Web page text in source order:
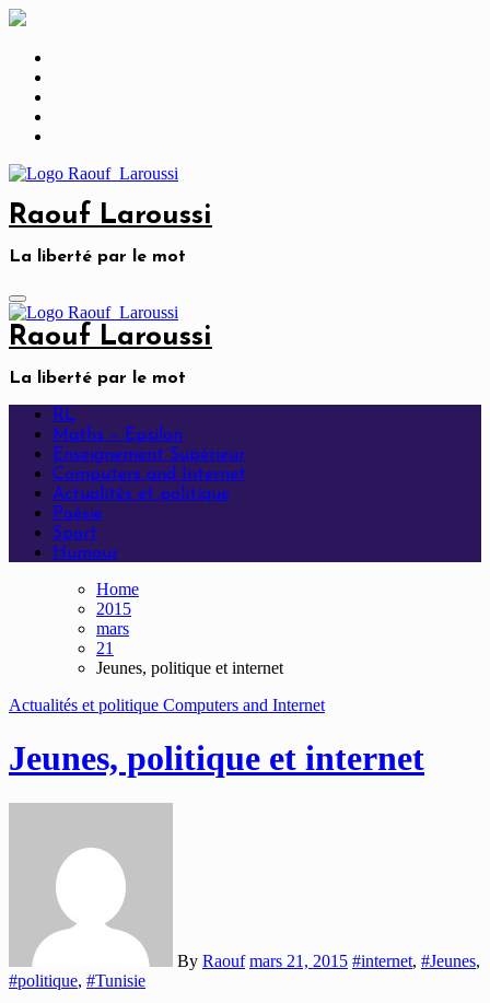
Skip
content
Raouf Laroussi
La liberté par le mot
Raouf Laroussi
La liberté par le mot
RL
Maths – Epsilon
Enseignement Supérieur
Computers and Internet
Actualités et politique
Poésie
Sport
Humour
Home
2015
mars
21
Jeunes, politique et internet
Actualités et politique Computers and Internet
Jeunes, politique et internet
By Raouf mars 21, 2015 #internet, #Jeunes,
#politique, #Tunisie